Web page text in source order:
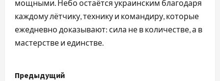
мощными. Небо остаётся украинским благодаря
каждому лётчику, технику и командиру, которые
ежедневно доказывают: сила не в количестве, а в
мастерстве и единстве.
Н
Предыдущий